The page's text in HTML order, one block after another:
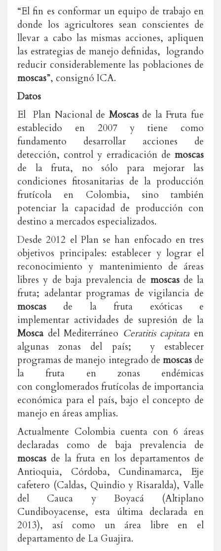
“El fin es conformar un equipo de trabajo en
donde los agricultores sean conscientes de
llevar a cabo las mismas acciones, apliquen
las estrategias de manejo definidas, logrando
reducir considerablemente las poblaciones de
moscas”, consignó ICA.
Datos
El Plan Nacional de Moscasde la Fruta fue
establecido en 2007 y tiene como
fundamento desarrollar acciones de
detección, control y erradicación de moscas
de la fruta, no sólo para mejorar las
condiciones fitosanitarias de la producción
frutícola en Colombia, sino también
potenciar la capacidad de producción con
destino a mercados especializados.
Desde 2012 el Plan se han enfocado en tres
objetivos principales: establecer y lograr el
reconocimiento y mantenimiento de áreas
libres y de baja prevalencia de moscasde la
fruta; adelantar programas de vigilancia de
moscas de la fruta exóticas e
implementar actividades de supresión de la
Moscadel Mediterráneo Ceratitis capitata en
algunas zonas del país; y establecer
programas de manejo integrado de moscasde
la fruta en zonas endémicas
con conglomerados frutícolas de importancia
económica para el país, bajo el concepto de
manejo en áreas amplias.
Actualmente Colombia cuenta con 6 áreas
declaradas como de baja prevalencia de
moscas de la fruta en los departamentos de
Antioquia, Córdoba, Cundinamarca, Eje
cafetero (Caldas, Quindio y Risaralda), Valle
del Cauca y Boyacá (Altiplano
Cundiboyacense, esta última declarada en
2013), así como un área libre en el
departamento de La Guajira.